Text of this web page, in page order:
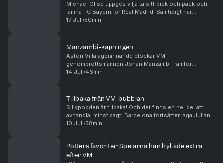
Michael Olise uppges vilja ta sitt pick och pack och
lämna FC Bayern för Real Madrid. Samtidigt har
Atlético Madrid satt hårt mot hårt i Julian Alvarez
17 Juli 50min
Manzambi-kapningen
Aston Villa agerar när de plockar VM-
genombrottsmannen Johan Manzambi framför
ögonen på Newcastle, som ser ut att gå mot en
14 Juli 46min
Tillbaka från VM-bubblan
Sillypodden är tillbaka! Och det finns en hel del att
avhandla, minst sagt. Barcelona fortsätter jaga Julian
Alvarez, Real Madrid har värvat allt möjligt
10 Juli 58min
Potters favoriter: Spelarna han hyllade extra
efter VM